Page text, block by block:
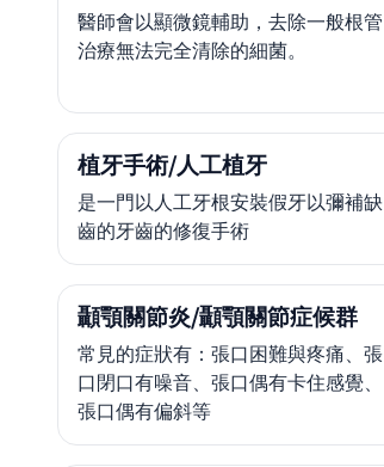
醫師會以顯微鏡輔助，去除一般根管
治療無法完全清除的細菌。
植牙手術/人工植牙
是一門以人工牙根安裝假牙以彌補缺
齒的牙齒的修復手術
顳顎關節炎/顳顎關節症候群
常見的症狀有：張口困難與疼痛、張
口閉口有噪音、張口偶有卡住感覺、
張口偶有偏斜等